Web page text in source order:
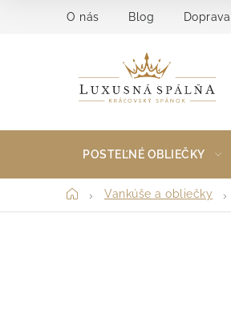
O nás Blog Doprava
POSTEĽNÉ OBLIEČKY
DomovVankúše a obliečky